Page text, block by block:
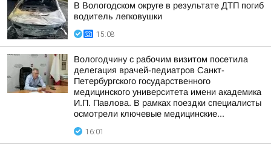
В Вологодском округе в результате ДТП погиб
водитель легковушки
15:08
Вологодчину с рабочим визитом посетила
делегация врачей-педиатров Санкт-
Петербургского государственного
медицинского университета имени академика
И.П. Павлова. В рамках поездки специалисты
осмотрели ключевые медицинские...
16:01